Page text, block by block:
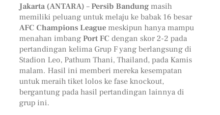
Jakarta (ANTARA) –Persib Bandungmasih
memiliki peluang untuk melaju ke babak 16 besar
AFC Champions Leaguemeskipun hanya mampu
menahan imbangPort FC dengan skor 2-2 pada
pertandingan kelima Grup F yang berlangsung di
Stadion Leo, Pathum Thani, Thailand, pada Kamis
malam. Hasil ini memberi mereka kesempatan
untuk meraih tiket lolos ke fase knockout,
bergantung pada hasil pertandingan lainnya di
grup ini.